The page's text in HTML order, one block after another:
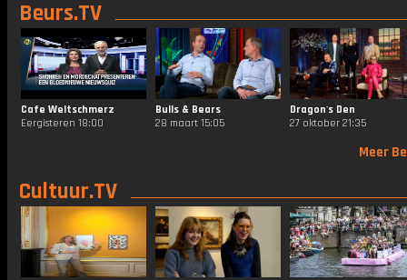
Beurs.TV
Cafe Weltschmerz
Eergisteren 18:00
Bulls & Bears
28 maart 15:05
Dragon's Den
27 oktober 21:35
Meer
Cultuur.TV